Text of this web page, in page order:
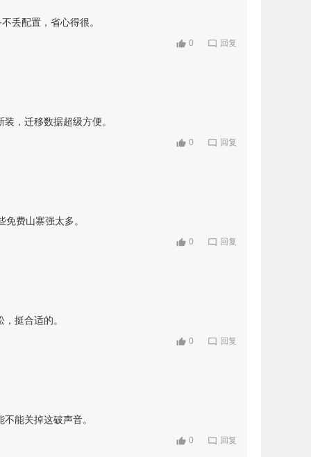
丢配置，省心得很。
0 回复
，迁移数据超级方便。
0 回复
费山寨强太多。
0 回复
挺合适的。
0 回复
能关掉这破声音。
0 回复